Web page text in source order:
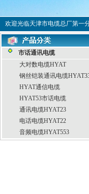
欢迎光临天津市电缆总厂第一
市话通讯电缆
大对数电缆HYAT
钢丝铠装通讯电缆
HYAT通信电缆
HYAT53市话电缆
通讯电缆HYAT23
电话电缆HYAT22
音频电缆HYAT553